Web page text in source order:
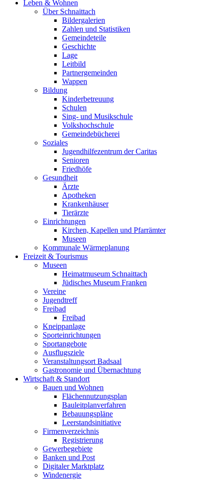
Leben & Wohnen
Über Schnaittach
Bildergalerien
Zahlen und Statistiken
Gemeindeteile
Geschichte
Lage
Leitbild
Partnergemeinden
Wappen
Bildung
Kinderbetreuung
Schulen
Sing- und Musikschule
Volkshochschule
Gemeindebücherei
Soziales
Jugendhilfezentrum der Caritas
Senioren
Friedhöfe
Gesundheit
Ärzte
Apotheken
Krankenhäuser
Tierärzte
Einrichtungen
Kirchen, Kapellen und Pfarrämter
Museen
Kommunale Wärmeplanung
Freizeit & Tourismus
Museen
Heimatmuseum Schnaittach
Jüdisches Museum Franken
Vereine
Jugendtreff
Freibad
Freibad
Kneippanlage
Sporteinrichtungen
Sportangebote
Ausflugsziele
Veranstaltungsort Badsaal
Gastronomie und Übernachtung
Wirtschaft & Standort
Bauen und Wohnen
Flächennutzungsplan
Bauleitplanverfahren
Bebauungspläne
Leerstandsinitiative
Firmenverzeichnis
Registrierung
Gewerbegebiete
Banken und Post
Digitaler Marktplatz
Windenergie